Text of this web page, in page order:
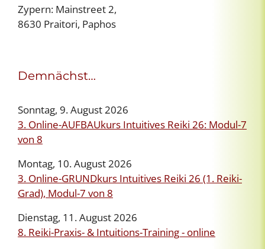
Zypern: Mainstreet 2,
8630 Praitori, Paphos
Demnächst…
Sonntag, 9. August 2026
3. Online-AUFBAUkurs Intuitives Reiki 26: Modul-7
von 8
Montag, 10. August 2026
3. Online-GRUNDkurs Intuitives Reiki 26 (1. Reiki-
Grad), Modul-7 von 8
Dienstag, 11. August 2026
8. Reiki-Praxis- & Intuitions-Training - online